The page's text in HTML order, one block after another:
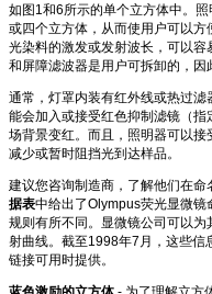
如图1和6所示的单个立方体中。
或四个立方体，从而使用户可以
光染料的激发或发射波长，可以
和屏障滤波器是用户可拆卸的，
通常，灯罩内装有红外线或热过
能会加入或接受红色抑制滤镜（指
场背景变红。而且，照明器可以
减少或暂时阻挡光到达样品。
建议您咨询制造商，了解他们在
据表中给出了Olympus荧光显微镜
规则有所不同。显微镜公司可以
射曲线。截至1998年7月，这些信
链接可用时提供。